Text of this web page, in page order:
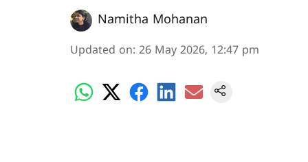
Namitha Mohanan
Updated on: 26 May 2026, 12:47 pm